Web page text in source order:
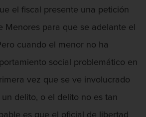
o allanamiento de morada
de Propiedad Robada
el fiscal presente una petición
Menores para que se adelante el
cuando el menor no ha
social problemático en
vez que se ve involucrado
delito, o el delito no es tan
es que el oficial de libertad